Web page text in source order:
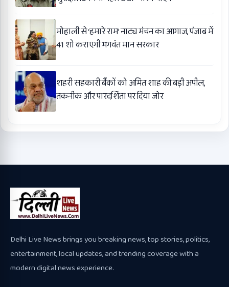
मोहाली से ‘हमारे राम’ नाट्य मंचन का आगाज, पंजाब में
41 शो कराएगी भगवंत मान सरकार
शहरी सहकारी बैंकों को अमित शाह की बड़ी अपील,
तकनीक और पारदर्शिता पर दिया जोर
Delhi Live News brings you breaking news, top stories, politics,
entertainment, local updates, and trending coverage with a
modern digital news experience.